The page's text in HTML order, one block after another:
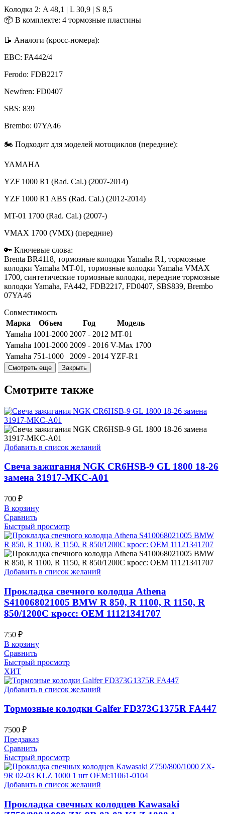
Колодка 2: A 48,1 | L 30,9 | S 8,5
📦 В комплекте: 4 тормозные пластины
📝 Аналоги (кросс-номера):
EBC: FA442/4
Ferodo: FDB2217
Newfren: FD0407
SBS: 839
Brembo: 07YA46
🏍️ Подходит для моделей мотоциклов (передние):
YAMAHA
YZF 1000 R1 (Rad. Cal.) (2007-2014)
YZF 1000 R1 ABS (Rad. Cal.) (2012-2014)
MT-01 1700 (Rad. Cal.) (2007-)
VMAX 1700 (VMX) (передние)
🔑 Ключевые слова:
Brenta BR4118, тормозные колодки Yamaha R1, тормозные
колодки Yamaha MT-01, тормозные колодки Yamaha VMAX
1700, синтетические тормозные колодки, передние тормозные
колодки Yamaha, FA442, FDB2217, FD0407, SBS839, Brembo
07YA46
Совместимость
Марка
Объем Год
Модель
Yamaha 1001-2000 2007 - 2012 MT-01
Yamaha 1001-2000 2009 - 2016 V-Max 1700
Yamaha 751-1000 2009 - 2014 YZF-R1
Смотрите также
Добавить в список желаний
Свеча зажигания NGK CR6HSB-9 GL 1800 18-26
замена 31917-MKC-A01
700 ₽
В корзину
Сравнить
Быстрый просмотр
Добавить в список желаний
Прокладка свечного колодца Athena
S410068021005 BMW R 850, R 1100, R 1150, R
850/1200C кросс: OEM 11121341707
750 ₽
В корзину
Сравнить
Быстрый просмотр
ХИТ
Добавить в список желаний
Тормозные колодки Galfer FD373G1375R FA447
7500 ₽
Предзаказ
Сравнить
Быстрый просмотр
Добавить в список желаний
Прокладка свечных колодцев Kawasaki